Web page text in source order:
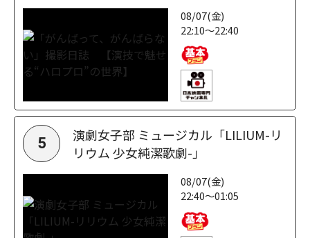
08/07(金)
22:10～22:40
5
演劇女子部 ミュージカル「LILIUM-リ
リウム 少女純潔歌劇-」
08/07(金)
22:40～01:05